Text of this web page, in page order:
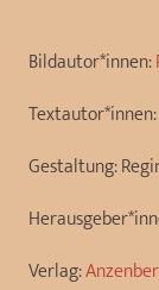
Bildautor*innen:
Textautor*innen:
Gestaltung:
Verlag: